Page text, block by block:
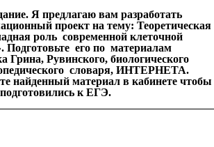
Я предлагаю вам разработать
проект на тему: Теоретическая
роль современной клеточной
Подготовьте его по материалам
Грина, Рувинского, биологического
словаря, ИНТЕРНЕТА.
найденный материал в кабинете чтобы
к ЕГЭ.